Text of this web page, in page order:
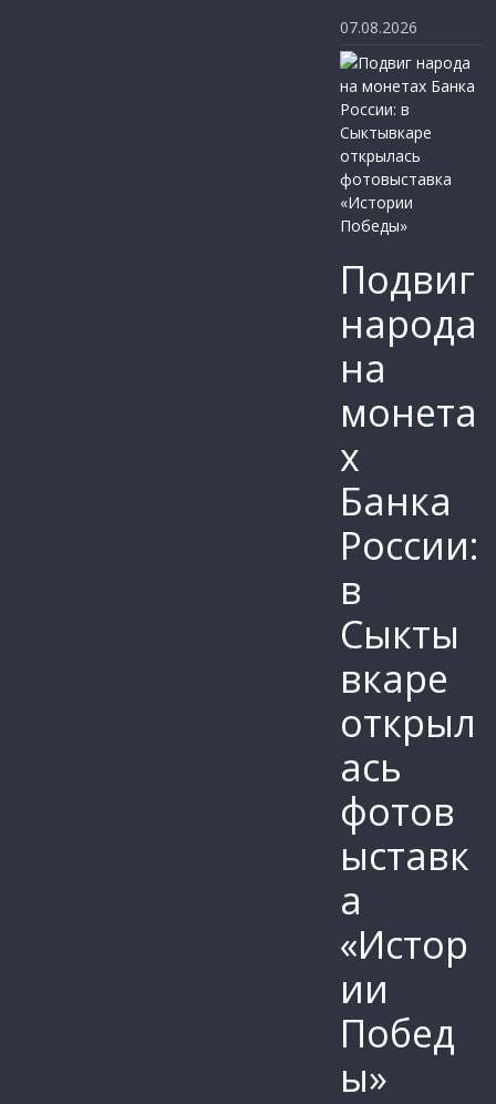
07.08.2026
Подвиг
народа
на
монета
х
Банка
России:
в
Сыкты
вкаре
открыл
ась
фотов
ыставк
а
«Истор
ии
Побед
ы»